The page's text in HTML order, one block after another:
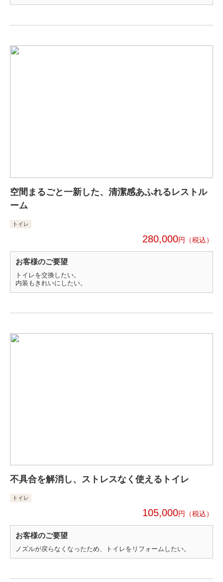
空間まるごと一新した、清潔感あふれるレストル
ーム
トイレ
280,000円
お客様のご要望
トイレを交換したい。
内装もきれいにしたい。
不具合を解消し、ストレスなく使えるトイレ
トイレ
105,000円
お客様のご要望
ノズルが戻らなくなったため、トイレをリフォームしたい。